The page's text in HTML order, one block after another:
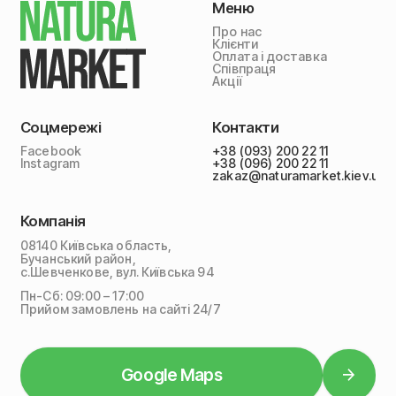
Меню
Про нас
Клієнти
Оплата і доставка
Співпраця
Акції
Соцмережі
Facebook
Instagram
Контакти
+38 (093) 200 22 11
+38 (096) 200 22 11
zakaz@naturamarket.kiev.ua
Компанія
08140 Київська область,
Бучанський район,
с.Шевченкове, вул. Київська 94
Пн-Сб: 09:00 – 17:00
Прийом замовлень на сайті 24/7
Google Maps